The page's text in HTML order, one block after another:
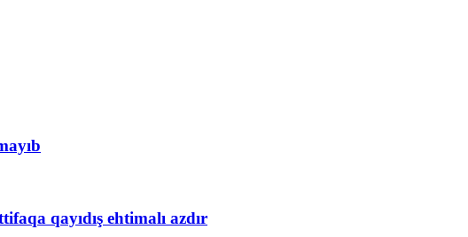
qayıdış ehtimalı azdır